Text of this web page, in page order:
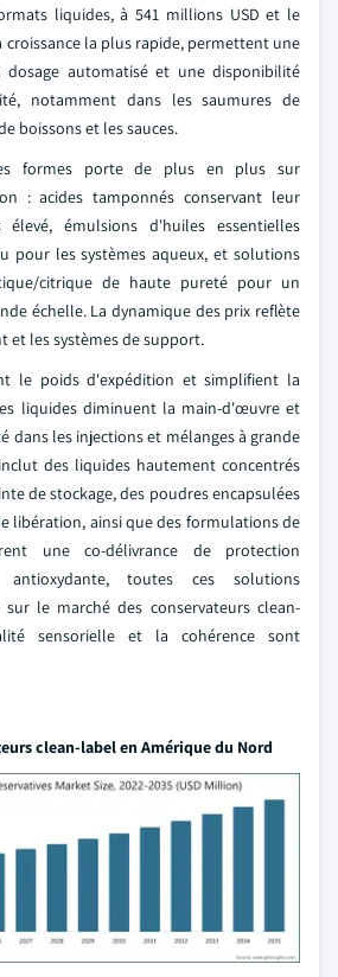
liquides, à 541 millions USD et le
croissance la plus rapide, permettent une
dosage automatisé et une disponibilité
notamment dans les saumures de
boissons et les sauces.
formes porte de plus en plus sur
: acides tamponnés conservant leur
émulsions d'huiles essentielles
pour les systèmes aqueux, et solutions
citrique de haute pureté pour un
échelle. La dynamique des prix reflète
et les systèmes de support.
le poids d'expédition et simplifient la
liquides diminuent la main-d'œuvre et
les injections et mélanges à grande
des liquides hautement concentrés
de stockage, des poudres encapsulées
libération, ainsi que des formulations de
une co-délivrance de protection
antioxydante, toutes ces solutions
le marché des conservateurs clean-
sensorielle et la cohérence sont
clean-label en Amérique du Nord